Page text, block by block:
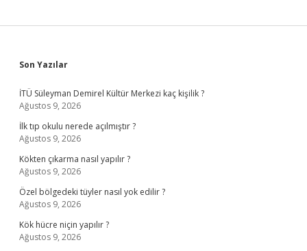
Sidebar
Son Yazılar
İTÜ Süleyman Demirel Kültür Merkezi kaç kişilik ?
Ağustos 9, 2026
İlk tıp okulu nerede açılmıştır ?
Ağustos 9, 2026
Kökten çıkarma nasıl yapılır ?
Ağustos 9, 2026
Özel bölgedeki tüyler nasıl yok edilir ?
Ağustos 9, 2026
Kök hücre niçin yapılır ?
Ağustos 9, 2026